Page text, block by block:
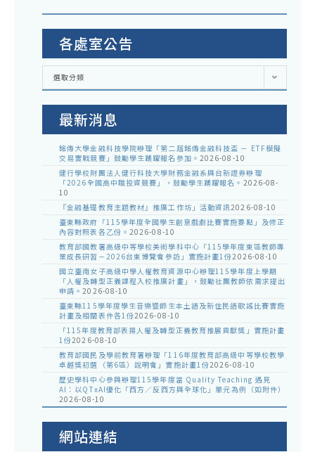
各處室公告
各
室
選取分類
最新消息
銘傳大學金融科技學院辦理「第二屆銘傳金融科技盃 － ETF模擬
交易實戰競賽」鼓勵學生踴躍報名參加。 2026-08-10
健行學校財團法人健行科技大學財務金融系與台新證券辦理
「2026全國高中職投資競賽」，鼓勵學生踴躍報名。 2026-08-
10
『金融基礎教育主題教材』推廣工作坊」活動資訊2026-08-10
臺東縣政府「115學年度全國學生創意戲劇比賽實施要點」及修正
內容對照表各乙份。 2026-08-10
教育部國教署高級中等學校美術學科中心「115學年度東區教師專
業成長研習－2026台東博覽會參訪」實施計畫1份2026-08-10
國立臺南女子高級中學人權教育資源中心辦理115學年度上學期
「人權及轉型正義課程入校推廣計畫」，鼓勵社團教師依需求提出
申請。2026-08-10
臺東縣115學年度學生音樂暨師生本土語及新住民語歌謠比賽實施
計畫及相關表件各1份2026-08-10
「115年度教育部表揚人權及轉型正義教育推展貢獻獎」實施計畫
1份2026-08-10
教育部國民及學前教育署辦理「116年度教育部高級中等學校教學
卓越獎初選（第6區）說明會」實施計畫1份2026-08-10
歷史學科中心參與辦理115學年度當 Quality Teaching 遇見
AI：以QTxAI優化「西方／反西方與全球化」單元為例（如附件）
2026-08-10
網站連結